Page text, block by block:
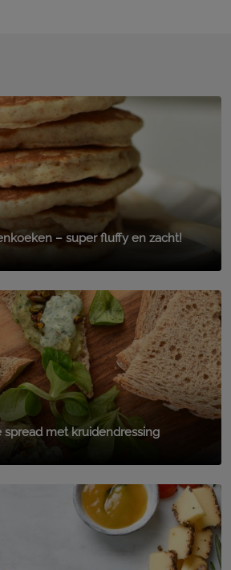
– super fluffy en zacht!
spread met kruidendressing